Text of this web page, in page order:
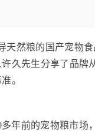
天然粮的国产宠物
久先生分享了品牌
。
年前的宠物粮市场